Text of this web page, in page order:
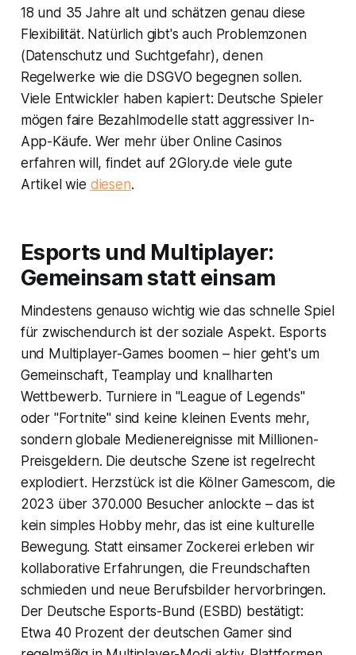
18 und 35 Jahre alt und schätzen genau diese
Flexibilität. Natürlich gibt's auch Problemzonen
(Datenschutz und Suchtgefahr), denen
Regelwerke wie die DSGVO begegnen sollen.
Viele Entwickler haben kapiert: Deutsche Spieler
mögen faire Bezahlmodelle statt aggressiver In-
App-Käufe. Wer mehr über Online Casinos
erfahren will, findet auf 2Glory.de viele gute
Artikel wie diesen.
Esports und Multiplayer:
Gemeinsam statt einsam
Mindestens genauso wichtig wie das schnelle Spiel
für zwischendurch ist der soziale Aspekt. Esports
und Multiplayer-Games boomen – hier geht's um
Gemeinschaft, Teamplay und knallharten
Wettbewerb. Turniere in "League of Legends"
oder "Fortnite" sind keine kleinen Events mehr,
sondern globale Medienereignisse mit Millionen-
Preisgeldern. Die deutsche Szene ist regelrecht
explodiert. Herzstück ist die Kölner Gamescom, die
2023 über 370.000 Besucher anlockte – das ist
kein simples Hobby mehr, das ist eine kulturelle
Bewegung. Statt einsamer Zockerei erleben wir
kollaborative Erfahrungen, die Freundschaften
schmieden und neue Berufsbilder hervorbringen.
Der Deutsche Esports-Bund (ESBD) bestätigt:
Etwa 40 Prozent der deutschen Gamer sind